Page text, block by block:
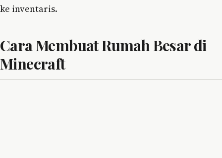
ke inventaris.
Cara Membuat Rumah Besar di
Minecraft